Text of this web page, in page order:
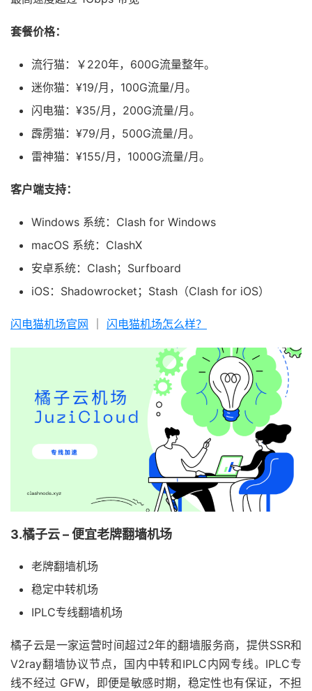
套餐价格：
流行猫：￥220年，600G流量整年。
迷你猫：¥19/月，100G流量/月。
闪电猫：¥35/月，200G流量/月。
霹雳猫：¥79/月，500G流量/月。
雷神猫：¥155/月，1000G流量/月。
客户端支持：
Windows 系统：Clash for Windows
macOS 系统：ClashX
安卓系统：Clash；Surfboard
iOS：Shadowrocket；Stash（Clash for iOS）
闪电猫机场官网 闪电猫机场怎么样？
3.橘子云 – 便宜老牌翻墙机场
老牌翻墙机场
稳定中转机场
IPLC专线翻墙机场
橘子云是一家运营时间超过2年的翻墙服务商，提供SSR和
V2ray翻墙协议节点，国内中转和IPLC内网专线。IPLC专
线不经过 GFW，即便是敏感时期，稳定性也有保证，不担